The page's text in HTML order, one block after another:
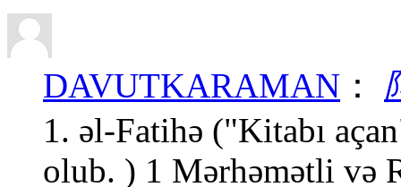
DAVUTKARAMAN ：
1. əl-Fatihə ("Kitabı
olub. ) 1 Mərhəmətli və